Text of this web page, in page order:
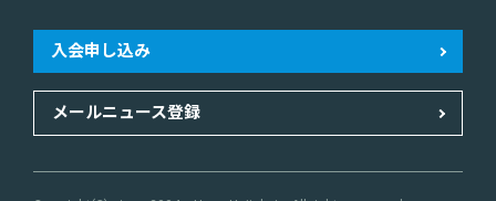
入会申し込み
メールニュース登録